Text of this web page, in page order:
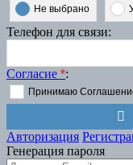
Не выбрано
Телефон для связи:
Согласие *:
Принимаю
Авторизация
Генерация пароля